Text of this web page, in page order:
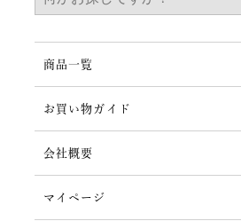
商品一覧
お買い物ガイド
会社概要
マイページ